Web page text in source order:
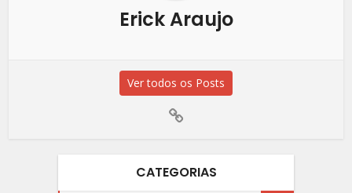
Erick Araujo
Ver todos os Posts
CATEGORIAS